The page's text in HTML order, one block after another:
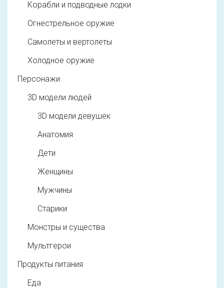
Корабли и подводные лодки
Огнестрельное оружие
Самолеты и вертолеты
Холодное оружие
Персонажи
3D модели людей
3D модели девушек
Анатомия
Дети
Женщины
Мужчины
Старики
Монстры и существа
Мультгерои
Продукты питания
Еда